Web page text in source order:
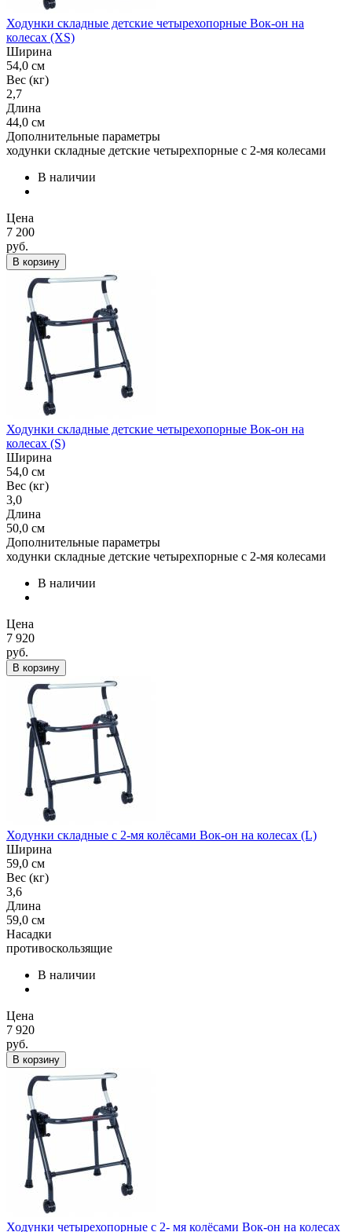
Ходунки складные детские четырехопорные Вок-он на
колесах (XS)
Ширина
54,0 см
Вес (кг)
2,7
Длина
44,0 см
Дополнительные параметры
ходунки складные детские четырехпорные с 2-мя колесами
В наличии
Цена
7 200
руб.
В корзину
Ходунки складные детские четырехопорные Вок-он на
колесах (S)
Ширина
54,0 см
Вес (кг)
3,0
Длина
50,0 см
Дополнительные параметры
ходунки складные детские четырехпорные с 2-мя колесами
В наличии
Цена
7 920
руб.
В корзину
Ходунки складные с 2-мя колёсами Вок-он на колесах (L)
Ширина
59,0 см
Вес (кг)
3,6
Длина
59,0 см
Насадки
противоскользящие
В наличии
Цена
7 920
руб.
В корзину
Ходунки четырехопорные с 2- мя колёсами Вок-он на колесах